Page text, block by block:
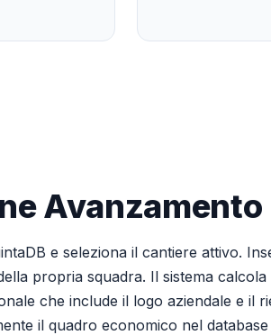
e seleziona il cantiere attivo.
propria squadra. Il sistema
che include il logo aziendale e il
il quadro economico nel